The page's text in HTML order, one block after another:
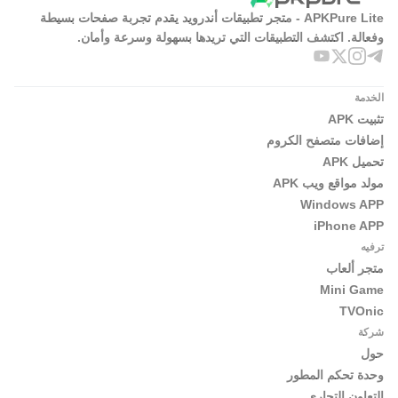
APKPure Lite - متجر تطبيقات أندرويد يقدم تجربة صفحات بسيطة
وفعالة. اكتشف التطبيقات التي تريدها بسهولة وسرعة وأمان.
الخدمة
تثبيت APK
إضافات متصفح الكروم
تحميل APK
مولد مواقع ويب APK
Windows APP
iPhone APP
ترفيه
متجر ألعاب
Mini Game
TVOnic
شركة
حول
وحدة تحكم المطور